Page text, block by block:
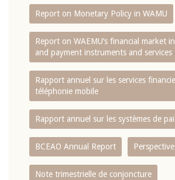
Report on Monetary Policy in WAMU
Report on WAEMU’s financial market
and payment instruments and services
Rapport annuel sur les services
téléphonie mobile
Rapport annuel sur les systèmes de
BCEAO Annual Report
Note trimestrielle de conjoncture